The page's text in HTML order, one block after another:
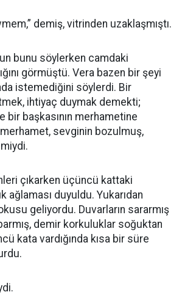
demiş, vitrinden uzaklaşmıştı.
bunu söylerken camdaki
görmüştü. Vera bazen bir şeyi
istemediğini söylerdi. Bir
ihtiyaç duymak demekti;
bir başkasının merhametine
sevginin bozulmuş,
çıkarken üçüncü kattaki
ağlaması duyuldu. Yukarıdan
geliyordu. Duvarların sararmış
demir korkuluklar soğuktan
kata vardığında kısa bir süre